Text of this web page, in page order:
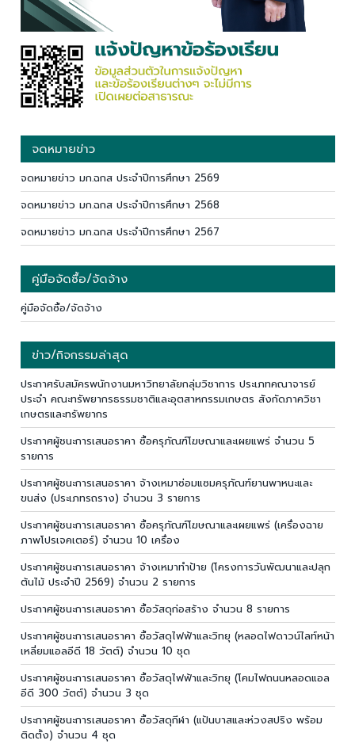
จดหมายข่าว
จดหมายข่าว มก.ฉกส ประจำปีการศึกษา 2569
จดหมายข่าว มก.ฉกส ประจำปีการศึกษา 2568
จดหมายข่าว มก.ฉกส ประจำปีการศึกษา 2567
คู่มือจัดซื้อ/จัดจ้าง
คู่มือจัดซื้อ/จัดจ้าง
ข่าว/กิจกรรมล่าสุด
ประกาศรับสมัครพนักงานมหาวิทยาลัยกลุ่มวิชาการ ประเภทคณาจารย์
ประจำ คณะทรัพยากรธรรมชาติและอุตสาหกรรมเกษตร สังกัดภาควิชา
เกษตรและทรัพยากร
ประกาศผู้ชนะการเสนอราคา ซื้อครุภัณฑ์โฆษณาและเผยแพร่ จำนวน 5
รายการ
ประกาศผู้ชนะการเสนอราคา จ้างเหมาซ่อมแซมครุภัณฑ์ยานพาหนะและ
ขนส่ง (ประเภทรถราง) จำนวน 3 รายการ
ประกาศผู้ชนะการเสนอราคา ซื้อครุภัณฑ์โฆษณาและเผยแพร่ (เครื่องฉาย
ภาพโปรเจคเตอร์) จำนวน 10 เครื่อง
ประกาศผู้ชนะการเสนอราคา จ้างเหมาทำป้าย (โครงการวันพัฒนาและปลุก
ต้นไม้ ประจำปี 2569) จำนวน 2 รายการ
ประกาศผู้ชนะการเสนอราคา ซื้อวัสดุก่อสร้าง จำนวน 8 รายการ
ประกาศผู้ชนะการเสนอราคา ซื้อวัสดุไฟฟ้าและวิทยุ (หลอดไฟดาวน์ไลท์หน้า
เหลี่ยมแอลอีดี 18 วัตต์) จำนวน 10 ชุด
ประกาศผู้ชนะการเสนอราคา ซื้อวัสดุไฟฟ้าและวิทยุ (โคมไฟถนนหลอดแอล
อีดี 300 วัตต์) จำนวน 3 ชุด
ประกาศผู้ชนะการเสนอราคา ซื้อวัสดุกีฬา (แป้นบาสและห่วงสปริง พร้อม
ติดตั้ง) จำนวน 4 ชุด